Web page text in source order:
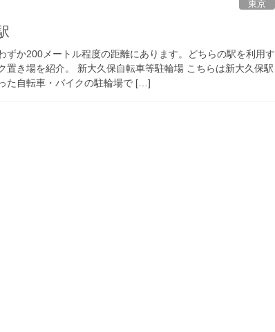
東京
ずか200メートル程度の距離にあります。どちらの駅を利用す
置き場を紹介。 新大久保自転車等駐輪場 こちらは新大久保駅
た自転車・バイクの駐輪場で […]